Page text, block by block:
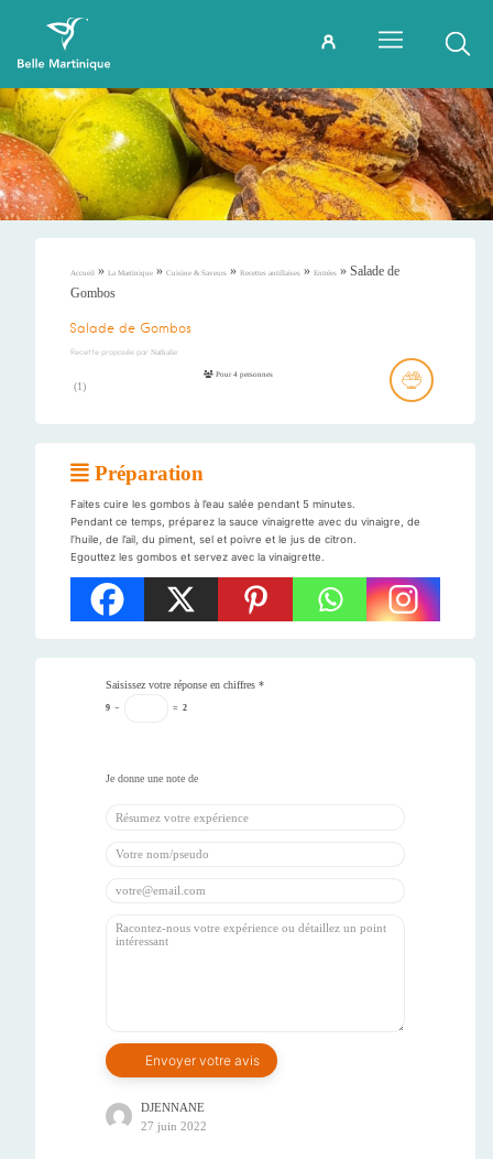
Accueil » La Martinique » Cuisine & Saveurs » Recettes antillaises » Entrées » Salade de
Gombos
Salade de Gombos
Recette proposée par Nathalie
(1)
Pour 4 personnes
Préparation
Faites cuire les gombos à l’eau salée pendant 5 minutes.
Pendant ce temps, préparez la sauce vinaigrette avec du vinaigre, de
l’huile, de l’ail, du piment, sel et poivre et le jus de citron.
Egouttez les gombos et servez avec la vinaigrette.
Saisissez votre réponse en chiffres *
9 − = 2
DJENNANE
27 juin 2022